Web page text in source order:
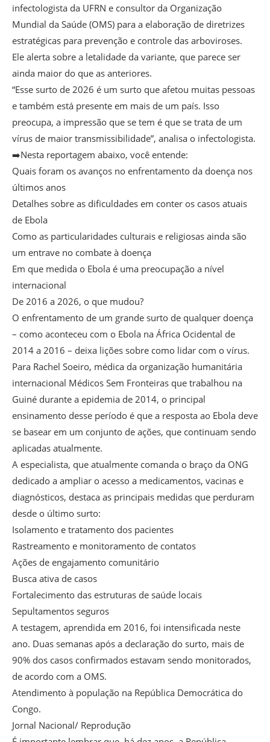
infectologista da UFRN e consultor da Organização
Mundial da Saúde (OMS) para a elaboração de diretrizes
estratégicas para prevenção e controle das arboviroses.
Ele alerta sobre a letalidade da variante, que parece ser
ainda maior do que as anteriores.
“Esse surto de 2026 é um surto que afetou muitas pessoas
e também está presente em mais de um país. Isso
preocupa, a impressão que se tem é que se trata de um
vírus de maior transmissibilidade”, analisa o infectologista.
➡️Nesta reportagem abaixo, você entende:
Quais foram os avanços no enfrentamento da doença nos
últimos anos
Detalhes sobre as dificuldades em conter os casos atuais
de Ebola
Como as particularidades culturais e religiosas ainda são
um entrave no combate à doença
Em que medida o Ebola é uma preocupação a nível
internacional
De 2016 a 2026, o que mudou?
O enfrentamento de um grande surto de qualquer doença
– como aconteceu com o Ebola na África Ocidental de
2014 a 2016 – deixa lições sobre como lidar com o vírus.
Para Rachel Soeiro, médica da organização humanitária
internacional Médicos Sem Fronteiras que trabalhou na
Guiné durante a epidemia de 2014, o principal
ensinamento desse período é que a resposta ao Ebola deve
se basear em um conjunto de ações, que continuam sendo
aplicadas atualmente.
A especialista, que atualmente comanda o braço da ONG
dedicado a ampliar o acesso a medicamentos, vacinas e
diagnósticos, destaca as principais medidas que perduram
desde o último surto:
Isolamento e tratamento dos pacientes
Rastreamento e monitoramento de contatos
Ações de engajamento comunitário
Busca ativa de casos
Fortalecimento das estruturas de saúde locais
Sepultamentos seguros
A testagem, aprendida em 2016, foi intensificada neste
ano. Duas semanas após a declaração do surto, mais de
90% dos casos confirmados estavam sendo monitorados,
de acordo com a OMS.
Atendimento à população na República Democrática do
Congo.
Jornal Nacional/ Reprodução